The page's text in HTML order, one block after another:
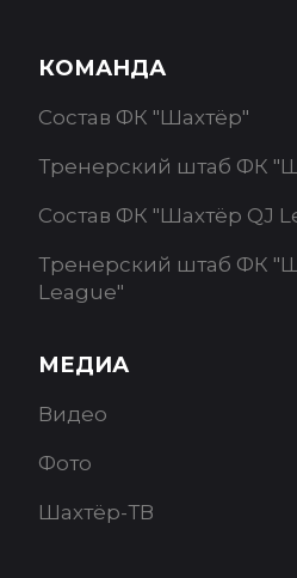
КОМАНДА
Состав ФК "Шахтёр"
Тренерский штаб ФК
Состав ФК "Шахтёр QJ
Тренерский штаб ФК
League"
МЕДИА
Видео
Фото
Шахтёр-ТВ